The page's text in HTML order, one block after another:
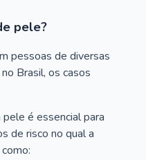
pele?
pessoas de diversas
Brasil, os casos
é essencial para
de risco no qual a